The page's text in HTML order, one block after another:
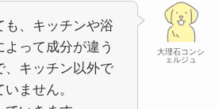
大理石コンシ
ェルジュ
も、キッチンや浴
って成分が違う
、キッチン以外で
ません。